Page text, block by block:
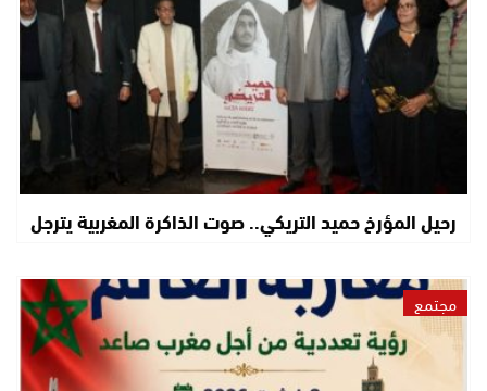
رحيل المؤرخ حميد التريكي.. صوت الذاكرة المغربية يترجل
مجتمع